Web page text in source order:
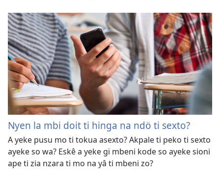
Nyen la mbi doit ti hinga na ndö ti sexto?
A yeke pusu mo ti tokua asexto? Akpale ti peko ti sexto
ayeke so wa? Eskê a yeke gï mbeni kode so ayeke sioni
ape ti zia nzara ti mo na yâ ti mbeni zo?